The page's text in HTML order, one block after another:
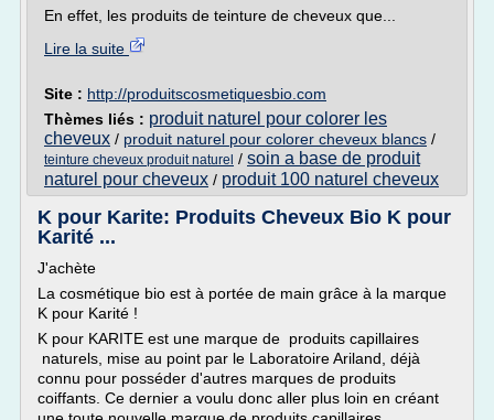
En effet, les produits de teinture de cheveux que...
Lire la suite
Site : http://produitscosmetiquesbio.com
Thèmes liés : produit naturel pour colorer les
cheveux / produit naturel pour colorer cheveux blancs /
teinture cheveux produit naturel / soin a base de produit
naturel pour cheveux / produit 100 naturel cheveux
K pour Karite: Produits Cheveux Bio K pour
Karité ...
J'achète
La cosmétique bio est à portée de main grâce à la marque
K pour Karité !
K pour KARITE est une marque de produits capillaires
naturels, mise au point par le Laboratoire Ariland, déjà
connu pour posséder d'autres marques de produits
coiffants. Ce dernier a voulu donc aller plus loin en créant